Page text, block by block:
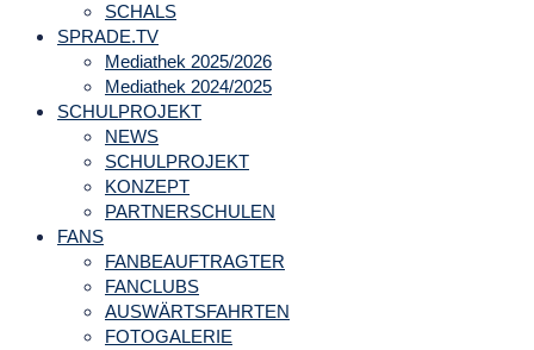
SCHALS
SPRADE.TV
Mediathek 2025/2026
Mediathek 2024/2025
SCHULPROJEKT
NEWS
SCHULPROJEKT
KONZEPT
PARTNERSCHULEN
FANS
FANBEAUFTRAGTER
FANCLUBS
AUSWÄRTSFAHRTEN
FOTOGALERIE